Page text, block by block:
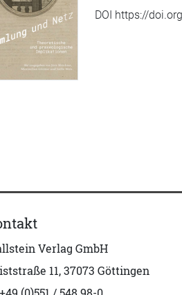
DOI https://
Verlag GmbH
11, 37073 Göttingen